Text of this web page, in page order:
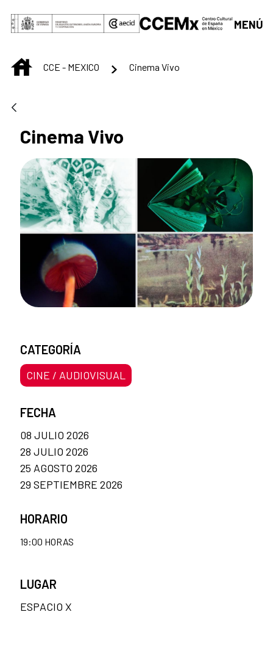
Saltar al contenido principal
MENÚ
INICIOCCE - MEXICO Cinema Vivo
Cinema Vivo
CATEGORÍA
CINE / AUDIOVISUAL
FECHA
08 JULIO 2026
28 JULIO 2026
25 AGOSTO 2026
29 SEPTIEMBRE 2026
HORARIO
19:00 HORAS
LUGAR
ESPACIO X